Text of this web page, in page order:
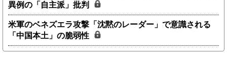
異例の「自主派」批判
米軍のベネズエラ攻撃「沈黙のレーダー」で意識される
「中国本土」の脆弱性